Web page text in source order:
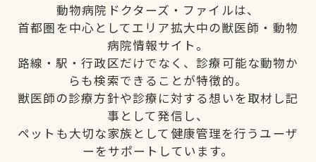
動物病院ドクターズ・ファイルは、
首都圏を中心としてエリア拡大中の獣医師・動物
病院情報サイト。
路線・駅・行政区だけでなく、診療可能な動物か
らも検索できることが特徴的。
獣医師の診療方針や診療に対する想いを取材し記
事として発信し、
ペットも大切な家族として健康管理を行うユーザ
ーをサポートしています。